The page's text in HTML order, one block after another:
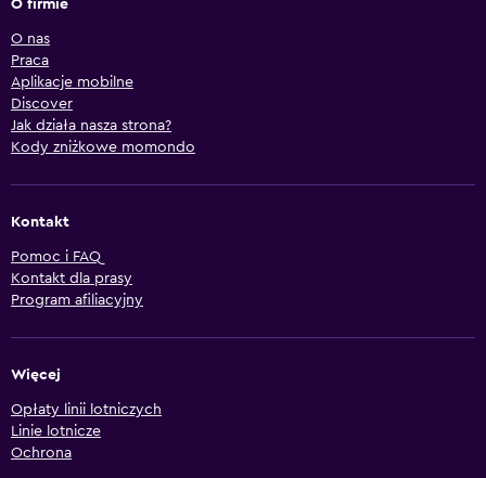
O firmie
O nas
Praca
Aplikacje mobilne
Discover
Jak działa nasza strona?
Kody zniżkowe momondo
Kontakt
Pomoc i FAQ
Kontakt dla prasy
Program afiliacyjny
Więcej
Opłaty linii lotniczych
Linie lotnicze
Ochrona